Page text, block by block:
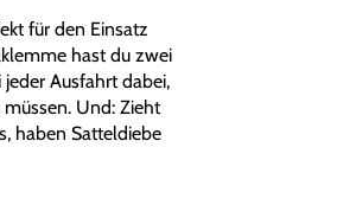
für den Einsatz
hast du zwei
Ausfahrt dabei,
Und: Zieht
haben Satteldiebe